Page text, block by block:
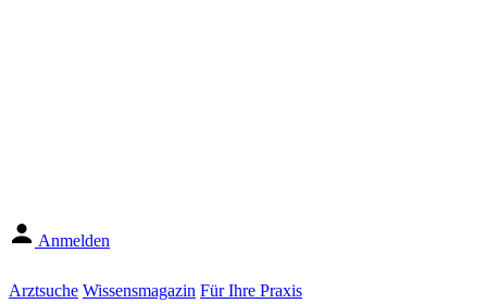
Anmelden
Arztsuche Wissensmagazin Für Ihre Praxis